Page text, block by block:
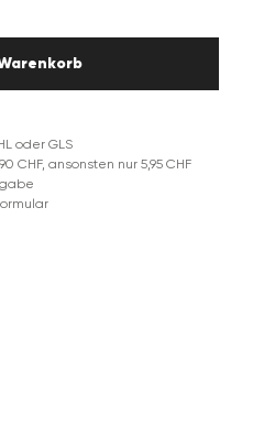
oder GLS
CHF, ansonsten nur 5,95 CHF